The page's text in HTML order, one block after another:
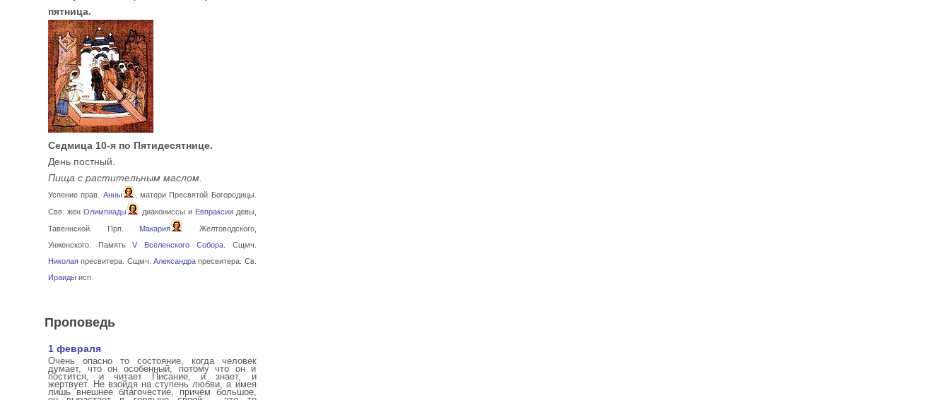
пятница.
Седмица 10-я по Пятидесятнице.
День постный.
Пища с растительным маслом.
Успение прав. Анны
, матери Пресвятой Богородицы.
Свв. жен Олимпиады диакониссы и Евпраксиидевы,
Тавеннской. Прп. Макария
Желтоводского,
Унженского. ПамятьV Вселенского Собора. Сщмч.
Николая пресвитера. Сщмч. Александрапресвитера. Св.
Ираиды исп.
Проповедь
1 февраля
Очень опасно то состояние, когда человек
думает, что он особенный, потому что он и
постится, и читает Писание, и знает, и
жертвует. Не взойдя на ступень любви, а имея
лишь внешнее благочестие, причём большое,